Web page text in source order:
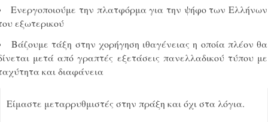
Ενεργοποιούμε την πλατφόρμα για την ψήφο των Ελλήνων
εξωτερικού
Βάζουμε τάξη στην χορήγηση ιθαγένειας η οποία πλέον θα
μετά από γραπτές εξετάσεις πανελλαδικού τύπου με
και διαφάνεια
Είμαστε μεταρρυθμιστές στην πράξη και όχι στα λόγια.